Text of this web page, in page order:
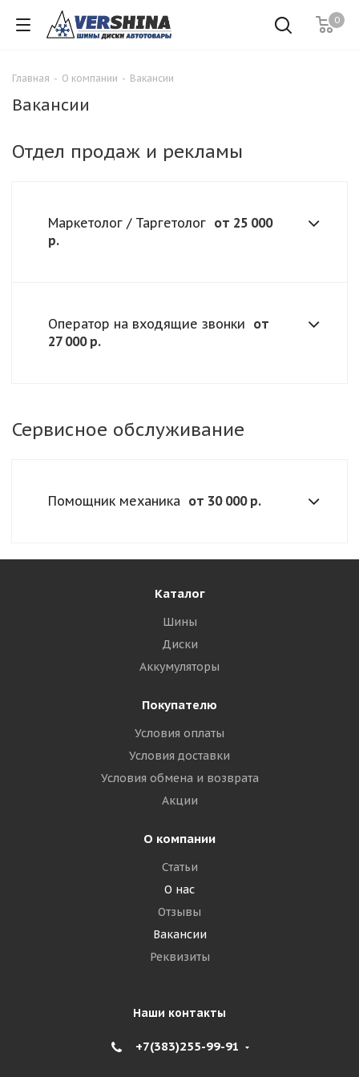
0
Главная - О компании - Вакансии
Вакансии
Отдел продаж и рекламы
Маркетолог / Таргетолог от 25 000
р.
Оператор на входящие звонки от
27 000 р.
Сервисное обслуживание
Помощник механика от 30 000 р.
Каталог
Шины
Диски
Аккумуляторы
Покупателю
Условия оплаты
Условия доставки
Условия обмена и возврата
Акции
О компании
Статьи
О нас
Отзывы
Вакансии
Реквизиты
Наши контакты
+7(383)255-99-91